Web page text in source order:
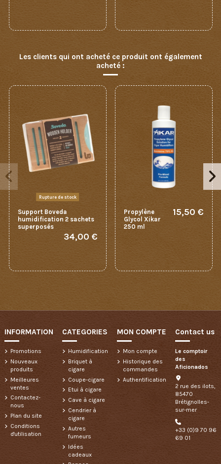
Les clients qui ont acheté ce produit ont également
acheté :
Rupture de stock
Support Boveda
humidification 2 sachets
superposés
34,00 €
Propylène
Glycol Xikar
250 ml
15,50 €
INFORMATION
Promotions
Nouveaux
produits
Meilleures
ventes
Contactez-
nous
Plan du site
Conditions
d'utilisation
CATEGORIES
Humidification
Briquet à
cigare
Coupe-cigare
Etui à cigare
Cave à cigare
Cendrier à
cigare
Autres
fumeurs
Idées
cadeaux
MON COMPTE
Mon compte
Historique des
commandes
Authentification
Contact us
Le comptoir
des
Aficionados
2 rue des ilots,
85470
Brétignolles-
sur-mer
+33 (0)9 70 96
69 01